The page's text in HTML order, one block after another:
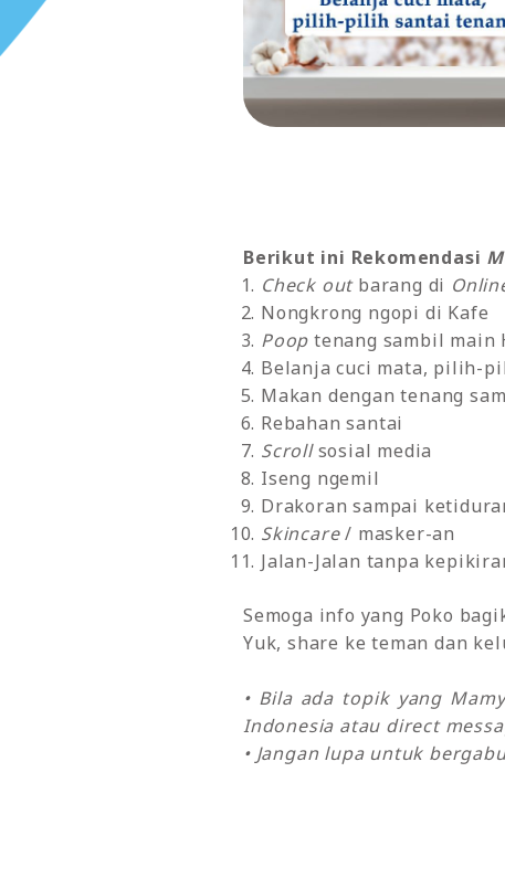
Berikut ini Rekomendasi
Check outbarang di
Nongkrong ngopi di Kafe
Poop tenang sambil main
Belanja cuci mata, pilih-
Makan dengan tenang
Rebahan santai
Scrollsosial media
Iseng ngemil
Drakoran sampai
Skincare/ masker-an
Jalan-Jalan tanpa
Semoga info yang Poko
Yuk, share ke teman dan
• Bila ada topik yang
Indonesia atau direct
• Jangan lupa untuk